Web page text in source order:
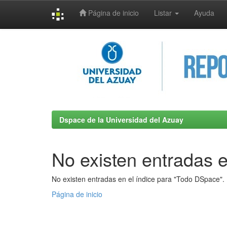
Página de inicio Listar Ayuda
Dspace de la Universidad del Azuay
No existen entradas
No existen entradas en el índice para "Todo DSpace".
Página de inicio